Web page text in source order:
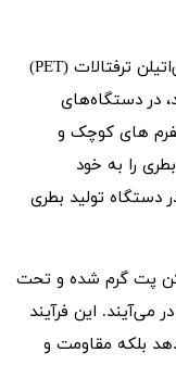
در مرحله نخست، مواد اولیه اصلی که شامل پلی‌اتیلن ترفتالات (PET)
در دستگاه‌های
های کوچک و
را به خود
دستگاه تولید بطری
پت گرم شده و تحت
فشار هوای قوی به شکل نهایی بطری‌های PET در می‌آیند. این فرآیند
بلکه مقاومت و